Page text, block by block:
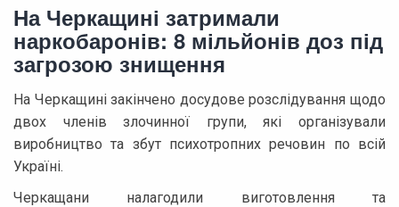
На Черкащині затримали
наркобаронів: 8 мільйонів доз під
загрозою знищення
На Черкащині закінчено досудове розслідування щодо
двох членів злочинної групи, які організували
виробництво та збут психотропних речовин по всій
Україні.
Черкащани налагодили виготовлення та